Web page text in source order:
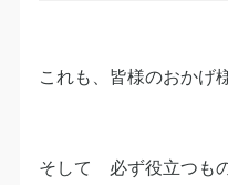
これも、皆様のおかげ
そして 必ず役立つも